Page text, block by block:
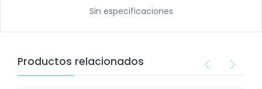
Sin especificaciones
Productos relacionados